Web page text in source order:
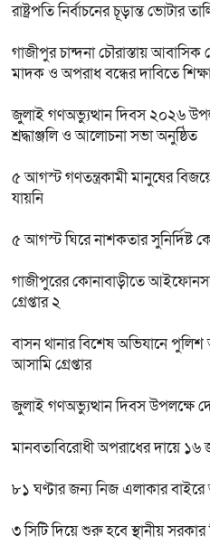
রাষ্ট্রপতি নির্বাচনের চূড়ান্ত ভোটার
গাজীপুর চান্দনা চৌরাস্তায়
মাদক ও অপরাধ বন্ধের দাবিতে
জুলাই গণঅভ্যুত্থান দিবস ২০২৬
শ্রদ্ধাঞ্জলি ও আলোচনা সভা অনুষ্ঠিত
৫ আগস্ট গণতন্ত্রকামী মানুষের
যায়নি
৫ আগস্ট ঘিরে নাশকতার সুনির্দিষ্ট
গাজীপুরের কোনাবাড়ীতে
গ্রেপ্তার ২
বাসন থানার বিশেষ অভিযানে
আসামি গ্রেপ্তার
জুলাই গণঅভ্যুত্থান দিবস উপলক্ষে
মানবতাবিরোধী অপরাধের দায়ে
৮১ ঘণ্টার জন্য নিজ এলাকার বাইরে
৩ সিটি দিয়ে শুরু হবে স্থানীয় সরকার